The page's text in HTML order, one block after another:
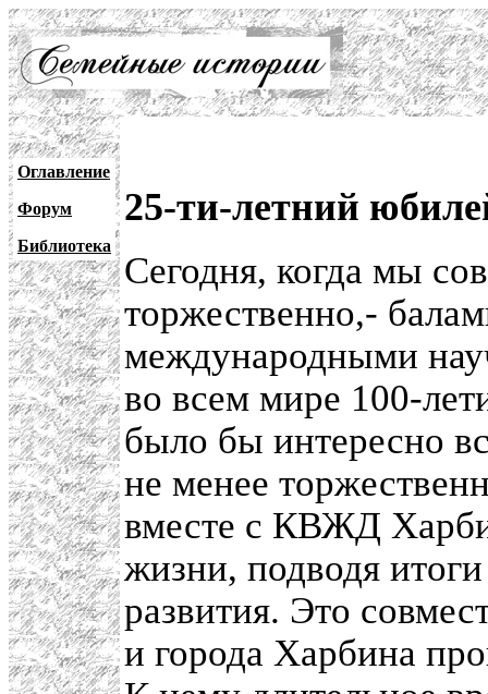
Оглавление
Форум
Библиотека
25-ти-летний
Сегодня, когда мы
торжественно,-
международными
во всем мире 100-
было бы интересно
не менее
вместе с КВЖД
жизни, подводя
развития. Это
и города Харбина